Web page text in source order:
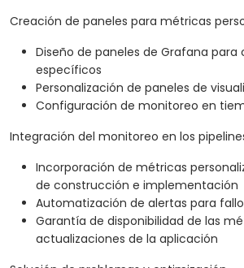
Creación de paneles para métricas
Diseño de paneles de Grafana para
específicos
Personalización de paneles de
Configuración de monitoreo en
Integración del monitoreo en los
Incorporación de métricas
de construcción e implementación
Automatización de alertas para
Garantía de disponibilidad de las
actualizaciones de la aplicación